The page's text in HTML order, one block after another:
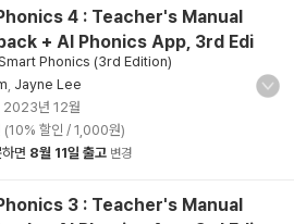
4 : Teacher's Manual
+ AI Phonics App, 3rd Edi
Phonics (3rd Edition)
Jayne Lee
2023년 12월
(10% 할인 / 1,000원)
면 8월 11일 출고 변경
3 : Teacher's Manual